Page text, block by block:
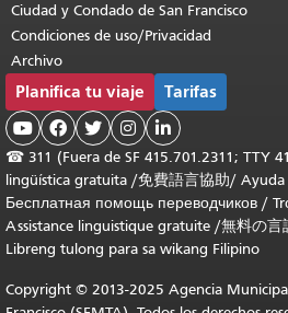
Ciudad y Condado de San Francisco
Condiciones de uso/Privacidad
Archivo
Planifica tu viaje Tarifas
    
☎ 311 (Fuera de SF 415.701.2311; TTY
lingüística gratuita /免費語言協助/ Ayuda
Бесплатная помощь переводчиков /
Assistance linguistique gratuite /無料の言
Libreng tulong para sa wikang Filipino
Copyright © 2013-2025 Agencia